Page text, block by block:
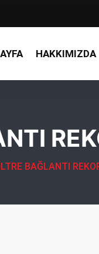
HAKKIMIZDA
BAĞLANTI